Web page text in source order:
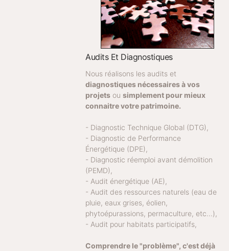
Audits Et Diagnostiques
Nous réalisons les audits et
diagnostiques nécessaires à vos
projets ousimplement pour mieux
connaitre votre patrimoine.
- Diagnostic Technique Global (DTG),
- Diagnostic de Performance
Énergétique (DPE),
- Diagnostic réemploi avant démolition
(PEMD),
- Audit énergétique (AE),
- Audit des ressources naturels (eau de
pluie, eaux grises, éolien,
phytoépurassions, permaculture, etc...),
- Audit pour habitats participatifs,
Comprendre le "problème", c'est déjà